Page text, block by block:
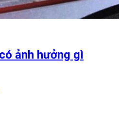
ảnh hưởng gì